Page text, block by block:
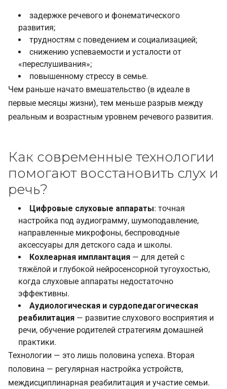
задержке речевого и фонематического
развития;
трудностям с поведением и социализацией;
снижению успеваемости и усталости от
«переслушивания»;
повышенному стрессу в семье.
Чем раньше начато вмешательство (в идеале в
первые месяцы жизни), тем меньше разрыв между
реальным и возрастным уровнем речевого развития.
Как современные технологии
помогают восстановить слух и
речь?
Цифровые слуховые аппараты: точная
настройка под аудиограмму, шумоподавление,
направленные микрофоны, беспроводные
аксессуары для детского сада и школы.
Кохлеарная имплантация — для детей с
тяжёлой и глубокой нейросенсорной тугоухостью,
когда слуховые аппараты недостаточно
эффективны.
Аудиологическая и сурдопедагогическая
реабилитация — развитие слухового восприятия и
речи, обучение родителей стратегиям домашней
практики.
Технологии — это лишь половина успеха. Вторая
половина — регулярная настройка устройств,
междисциплинарная реабилитация и участие семьи.